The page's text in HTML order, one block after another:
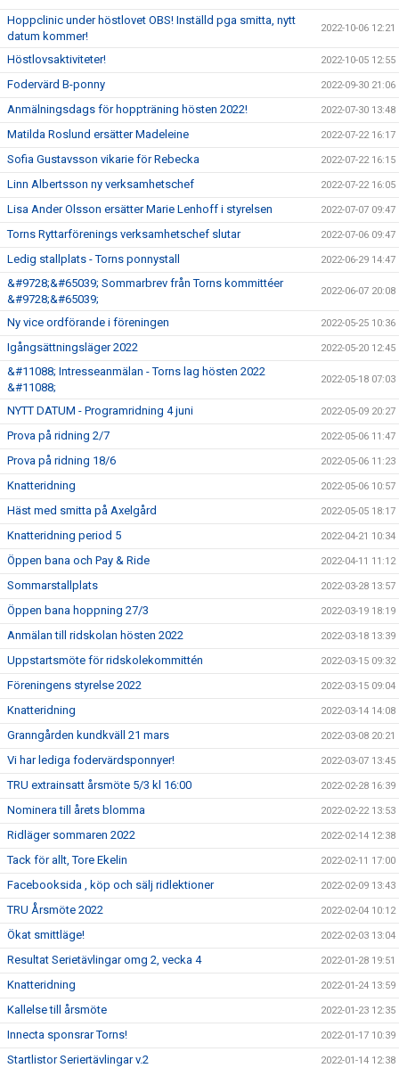
Hoppclinic under höstlovet OBS! Inställd pga smitta, nytt
datum kommer!
2022-10-06 12:21
Höstlovsaktiviteter! 2022-10-05 12:55
Fodervärd B-ponny 2022-09-30 21:06
Anmälningsdags för hoppträning hösten 2022! 2022-07-30 13:48
Matilda Roslund ersätter Madeleine 2022-07-22 16:17
Sofia Gustavsson vikarie för Rebecka 2022-07-22 16:15
Linn Albertsson ny verksamhetschef 2022-07-22 16:05
Lisa Ander Olsson ersätter Marie Lenhoff i styrelsen 2022-07-07 09:47
Torns Ryttarförenings verksamhetschef slutar 2022-07-06 09:47
Ledig stallplats - Torns ponnystall 2022-06-29 14:47
&#9728;&#65039; Sommarbrev från Torns kommittéer
&#9728;&#65039;
2022-06-07 20:08
Ny vice ordförande i föreningen 2022-05-25 10:36
Igångsättningsläger 2022 2022-05-20 12:45
&#11088; Intresseanmälan - Torns lag hösten 2022
&#11088;
2022-05-18 07:03
NYTT DATUM - Programridning 4 juni 2022-05-09 20:27
Prova på ridning 2/7 2022-05-06 11:47
Prova på ridning 18/6 2022-05-06 11:23
Knatteridning 2022-05-06 10:57
Häst med smitta på Axelgård 2022-05-05 18:17
Knatteridning period 5 2022-04-21 10:34
Öppen bana och Pay & Ride 2022-04-11 11:12
Sommarstallplats 2022-03-28 13:57
Öppen bana hoppning 27/3 2022-03-19 18:19
Anmälan till ridskolan hösten 2022 2022-03-18 13:39
Uppstartsmöte för ridskolekommittén 2022-03-15 09:32
Föreningens styrelse 2022 2022-03-15 09:04
Knatteridning 2022-03-14 14:08
Granngården kundkväll 21 mars 2022-03-08 20:21
Vi har lediga fodervärdsponnyer! 2022-03-07 13:45
TRU extrainsatt årsmöte 5/3 kl 16:00 2022-02-28 16:39
Nominera till årets blomma 2022-02-22 13:53
Ridläger sommaren 2022 2022-02-14 12:38
Tack för allt, Tore Ekelin 2022-02-11 17:00
Facebooksida , köp och sälj ridlektioner 2022-02-09 13:43
TRU Årsmöte 2022 2022-02-04 10:12
Ökat smittläge! 2022-02-03 13:04
Resultat Serietävlingar omg 2, vecka 4 2022-01-28 19:51
Knatteridning 2022-01-24 13:59
Kallelse till årsmöte 2022-01-23 12:35
Innecta sponsrar Torns! 2022-01-17 10:39
Startlistor Seriertävlingar v.2 2022-01-14 12:38